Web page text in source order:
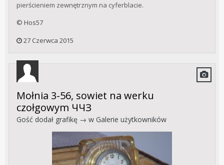
pierścieniem zewnętrznym na cyferblacie.
© Hos57
27 Czerwca 2015
Mołnia 3-56, sowiet na werku
czołgowym ЧЧЗ
Gość dodał grafikę → w Galerie użytkowników